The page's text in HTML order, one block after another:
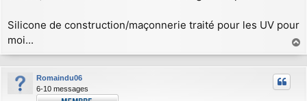
Silicone de construction/maçonnerie traité pour les UV pour
moi...
a
u
Romaindu06
6-10 messages